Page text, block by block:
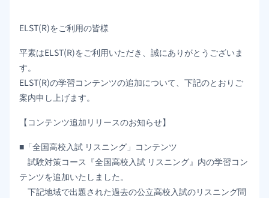
ELST(R)をご利用の皆様
平素はELST(R)をご利用いただき、誠にありがとうございま
す。
ELST(R)の学習コンテンツの追加について、下記のとおりご
案内申し上げます。
【コンテンツ追加リリースのお知らせ】
■「全国高校入試 リスニング」コンテンツ
試験対策コース『全国高校入試 リスニング』内の学習コン
テンツを追加いたしました。
下記地域で出題された過去の公立高校入試のリスニング問